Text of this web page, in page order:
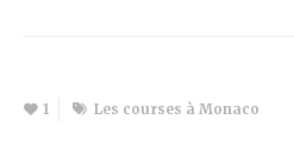
1 Les courses à Monaco